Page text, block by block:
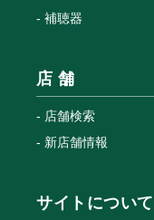
補聴器
店 舗
店舗検索
新店舗情報
サイトについて